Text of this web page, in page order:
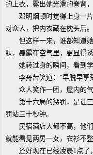
的上衣，露出她光滑的脊背
邓明烟顿时觉得上身一片
对众人，把内衣藏在枕头后。
但这样一来，谁都知道她
肤，暴露在空气里，更显得诱
她转过身的瞬间，看到学
李舟苦笑道：“早脱早享
众人笑作一团，屋内的气
第十六局的惩罚，是让三
罚站三十秒钟。
民宿酒店大都不高，他们
就能看见两男一女，衣衫不
还好现在已经凌晨1点了